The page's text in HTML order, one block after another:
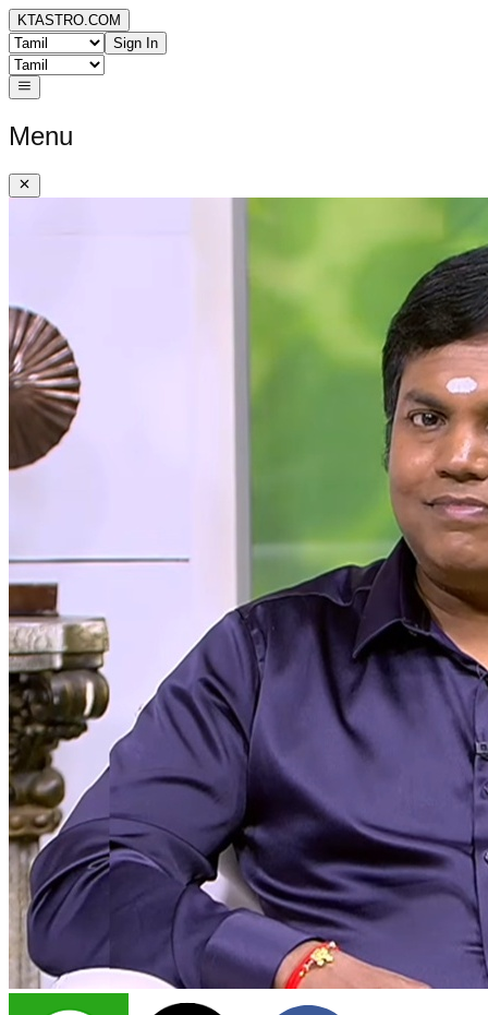
KTASTRO.COM
Sign In
Menu